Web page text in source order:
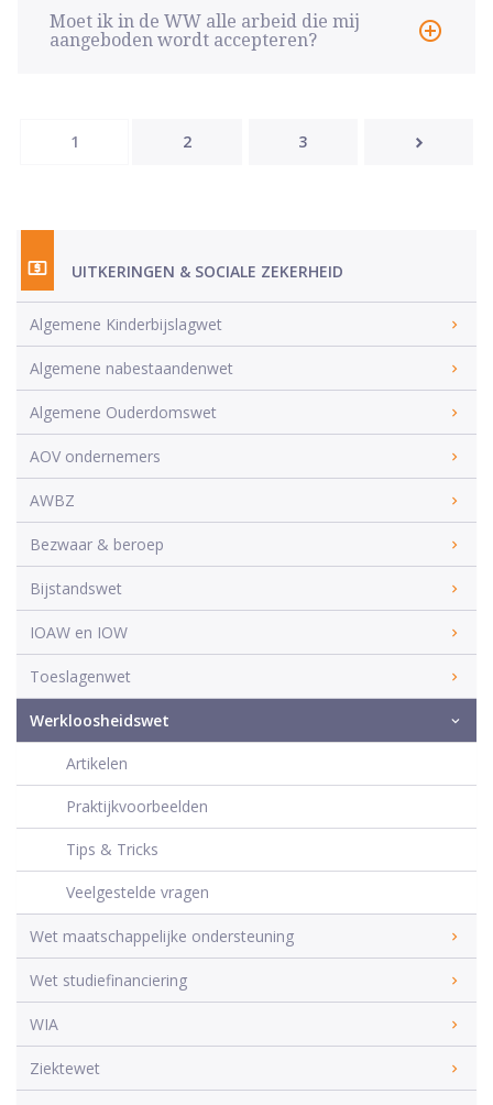
Moet ik in de WW alle arbeid die mij
aangeboden wordt accepteren?
1 2 3
UITKERINGEN & SOCIALE ZEKERHEID
Algemene Kinderbijslagwet
Algemene nabestaandenwet
Algemene Ouderdomswet
AOV ondernemers
AWBZ
Bezwaar & beroep
Bijstandswet
IOAW en IOW
Toeslagenwet
Werkloosheidswet
Artikelen
Praktijkvoorbeelden
Tips & Tricks
Veelgestelde vragen
Wet maatschappelijke ondersteuning
Wet studiefinanciering
WIA
Ziektewet